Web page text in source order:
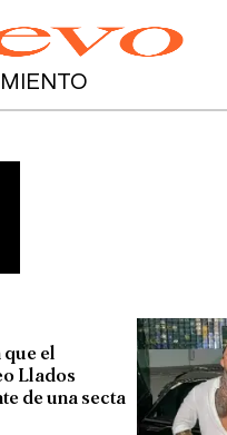
el
Llados
de una secta